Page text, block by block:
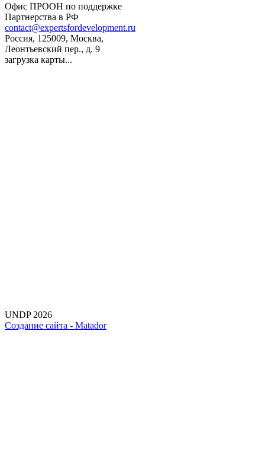
Офис ПРООН по поддержке
Партнерства в РФ
contact@expertsfordevelopment.ru
Россия, 125009, Москва,
Леонтьевский пер., д. 9
загрузка карты...
UNDP 2026
Создание сайта - Matador